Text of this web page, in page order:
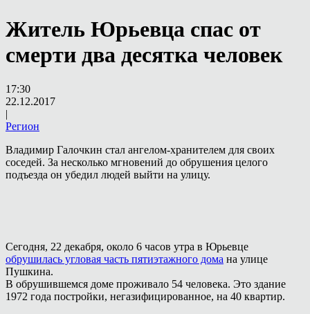
Житель Юрьевца спас от
смерти два десятка человек
17:30
22.12.2017
|
Регион
Владимир Галочкин стал ангелом-хранителем для своих
соседей. За несколько мгновений до обрушения целого
подъезда он убедил людей выйти на улицу.
Сегодня, 22 декабря, около 6 часов утра в Юрьевце
обрушилась угловая часть пятиэтажного дома на улице
Пушкина.
В обрушившемся доме проживало 54 человека. Это здание
1972 года постройки, негазифицированное, на 40 квартир.